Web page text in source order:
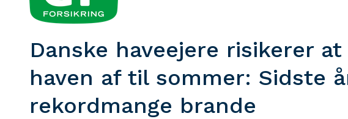
Danske haveejere risikerer
haven af til sommer: Sidste
rekordmange brande